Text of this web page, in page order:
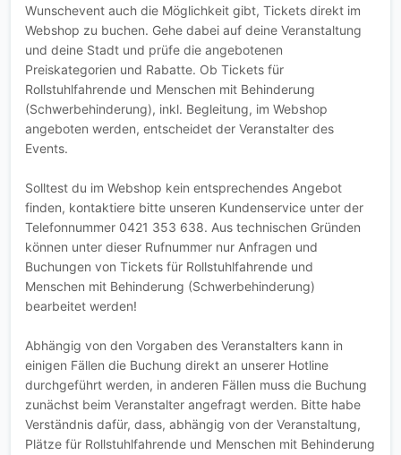
Wunschevent auch die Möglichkeit gibt, Tickets direkt im
Webshop zu buchen. Gehe dabei auf deine Veranstaltung
und deine Stadt und prüfe die angebotenen
Preiskategorien und Rabatte. Ob Tickets für
Rollstuhlfahrende und Menschen mit Behinderung
(Schwerbehinderung), inkl. Begleitung, im Webshop
angeboten werden, entscheidet der Veranstalter des
Events.
Solltest du im Webshop kein entsprechendes Angebot
finden, kontaktiere bitte unseren Kundenservice unter der
Telefonnummer 0421 353 638. Aus technischen Gründen
können unter dieser Rufnummer nur Anfragen und
Buchungen von Tickets für Rollstuhlfahrende und
Menschen mit Behinderung (Schwerbehinderung)
bearbeitet werden!
Abhängig von den Vorgaben des Veranstalters kann in
einigen Fällen die Buchung direkt an unserer Hotline
durchgeführt werden, in anderen Fällen muss die Buchung
zunächst beim Veranstalter angefragt werden. Bitte habe
Verständnis dafür, dass, abhängig von der Veranstaltung,
Plätze für Rollstuhlfahrende und Menschen mit Behinderung